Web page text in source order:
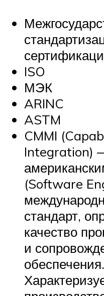
ISO
МЭК
ARINC
ASTM
CMMI
Integration)
(Software
стандарт,
качество
и
обеспечения.